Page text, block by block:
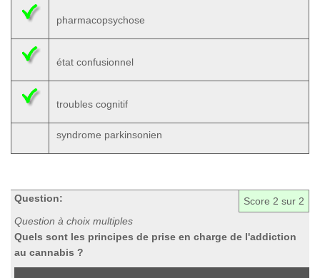
pharmacopsychose
état confusionnel
troubles cognitif
syndrome parkinsonien
Score 2 sur 2
Question:
Question à choix multiples
Quels sont les principes de prise en charge de l'addiction
au cannabis ?